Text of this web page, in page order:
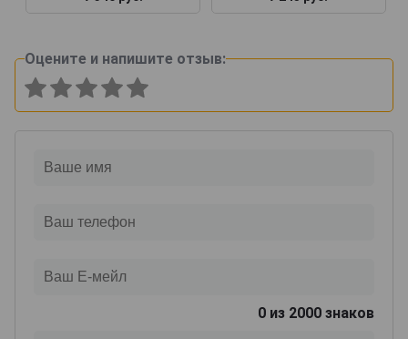
Оцените и напишите отзыв:
0 из 2000 знаков